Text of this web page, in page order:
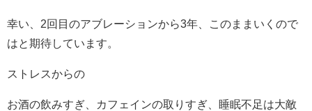
幸い、2回目のアブレーションから3年、このままいくので
はと期待しています。
ストレスからの
お酒の飲みすぎ、カフェインの取りすぎ、睡眠不足は大敵